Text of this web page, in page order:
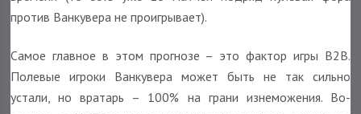
против Ванкувера не проигрывает).
Самое главное в этом прогнозе – это фактор игры B2B.
Полевые игроки Ванкувера может быть не так сильно
устали, но вратарь – 100% на грани изнеможения. Во-